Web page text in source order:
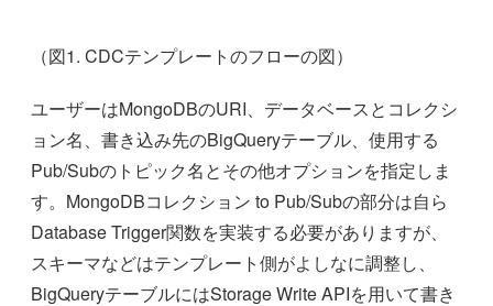
（図1. CDCテンプレートのフローの図）
ユーザーはMongoDBのURI、データベースとコレクシ
ョン名、書き込み先のBigQueryテーブル、使用する
Pub/Subのトピック名とその他オプションを指定しま
す。MongoDBコレクション to Pub/Subの部分は自ら
Database Trigger関数を実装する必要がありますが、
スキーマなどはテンプレート側がよしなに調整し、
BigQueryテーブルにはStorage Write APIを用いて書き